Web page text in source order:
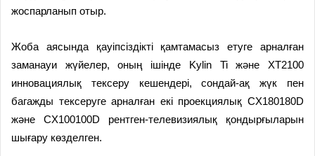
жоспарланып отыр.
Жоба аясында қауіпсіздікті қамтамасыз етуге арналған
заманауи жүйелер, оның ішінде Kylin Ti және XT2100
инновациялық тексеру кешендері, сондай-ақ жүк пен
багажды тексеруге арналған екі проекциялық CX180180D
және CX100100D рентген-телевизиялық қондырғыларын
шығару көзделген.